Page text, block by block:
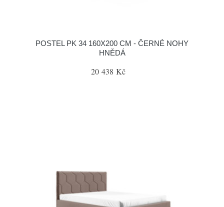
POSTEL PK 34 160X200 CM - ČERNÉ NOHY
HNĚDÁ
20 438 Kč